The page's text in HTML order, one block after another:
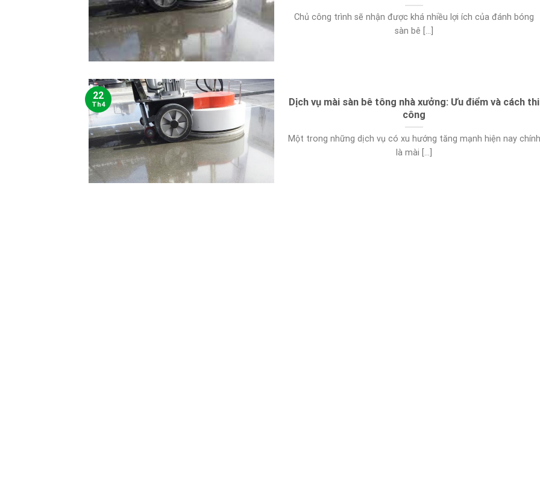
Chủ công trình sẽ nhận được khá nhiều lợi ích của đánh bóng
sàn bê [...]
Dịch vụ mài sàn bê tông nhà xưởng: Ưu điểm và cách thi
công
Một trong những dịch vụ có xu hướng tăng mạnh hiện nay chính
là mài [...]
22
Th4